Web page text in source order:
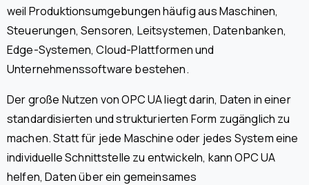
weil Produktionsumgebungen häufig aus Maschinen,
Steuerungen, Sensoren, Leitsystemen, Datenbanken,
Edge-Systemen, Cloud-Plattformen und
Unternehmenssoftware bestehen.
Der große Nutzen von OPC UA liegt darin, Daten in einer
standardisierten und strukturierten Form zugänglich zu
machen. Statt für jede Maschine oder jedes System eine
individuelle Schnittstelle zu entwickeln, kann OPC UA
helfen, Daten über ein gemeinsames